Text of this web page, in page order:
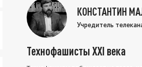
КОНСТАНТИН
Учредитель
Технофашисты XXI века